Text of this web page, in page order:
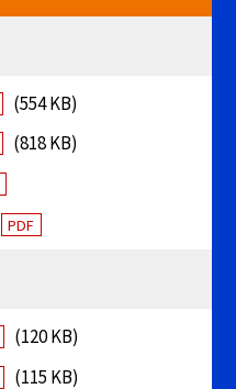
(554 KB)
(818 KB)
PDF
(120 KB)
(115 KB)